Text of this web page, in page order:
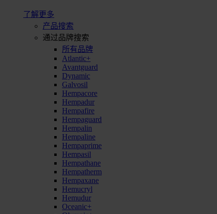
了解更多
产品搜索
通过品牌搜索
所有品牌
Atlantic+
Avantguard
Dynamic
Galvosil
Hempacore
Hempadur
Hempafire
Hempaguard
Hempalin
Hempaline
Hempaprime
Hempasil
Hempathane
Hempatherm
Hempaxane
Hemucryl
Hemudur
Oceanic+